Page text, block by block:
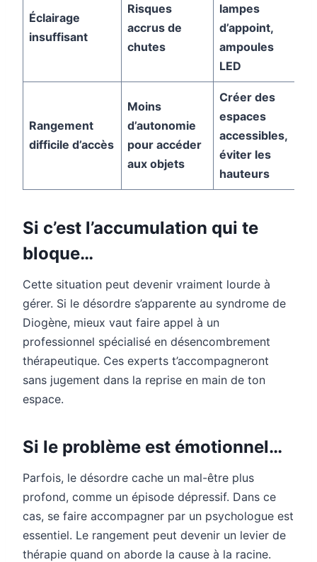
Éclairage
insuffisant
Risques
accrus de
chutes
lampes
d’appoint,
ampoules
LED
Rangement
difficile d’accès
Moins
d’autonomie
pour accéder
aux objets
Créer des
espaces
accessibles,
éviter les
hauteurs
Si c’est l’accumulation qui te
bloque…
Cette situation peut devenir vraiment lourde à
gérer. Si le désordre s’apparente au syndrome de
Diogène, mieux vaut faire appel à un
professionnel spécialisé en désencombrement
thérapeutique. Ces experts t’accompagneront
sans jugement dans la reprise en main de ton
espace.
Si le problème est émotionnel…
Parfois, le désordre cache un mal-être plus
profond, comme un épisode dépressif. Dans ce
cas, se faire accompagner par un psychologue est
essentiel. Le rangement peut devenir un levier de
thérapie quand on aborde la cause à la racine.